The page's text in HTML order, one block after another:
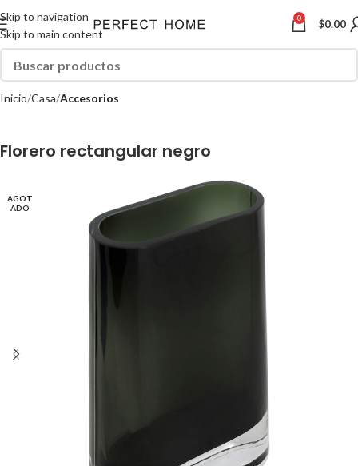
Skip to navigation
Skip to main content
0 $0.00
Inicio Casa Accesorios
Florero rectangular negro
AGOT
ADO